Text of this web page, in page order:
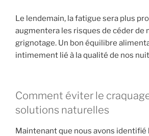
Le lendemain, la fatigue sera plus
augmentera les risques de céder de
grignotage. Un bon équilibre
intimement lié à la qualité de nos
Comment éviter le
solutions naturelles
Maintenant que nous avons identifié